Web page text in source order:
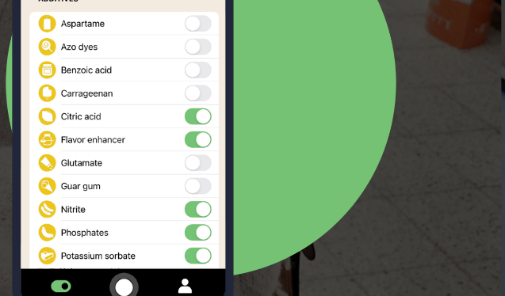
Norwegian Bokmål
Occitan
Polish
Portuguese
Romanian
Slovene